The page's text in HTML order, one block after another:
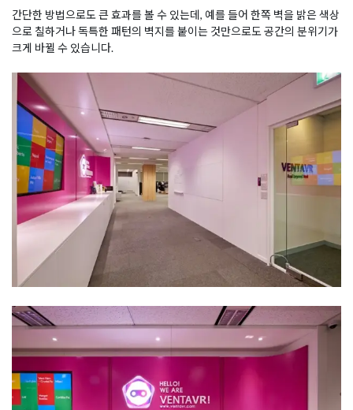
간단한 방법으로도 큰 효과를 볼 수 있는데, 예를 들어 한쪽 벽을 밝은 색상
으로 칠하거나 독특한 패턴의 벽지를 붙이는 것만으로도 공간의 분위기가
크게 바뀔 수 있습니다.